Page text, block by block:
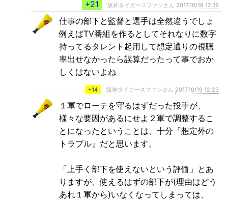
+21 阪神タイガースファンさん 2017,10/19 12:19
仕事の部下と監督と選手は全然違うでしょ
例えばTV番組を作るとしてそれなりに数字
持ってるタレント起用して想定通りの視聴
率出せなかったら誤算だったって事でおか
しくはないよね
+14 阪神タイガースファンさん 2017,10/19 12:23
１軍でローテを守るはずだった投手が、
様々な要因があるにせよ２軍で調整するこ
とになったということは、十分『想定外の
トラブル』だと思います。
「上手く部下を使えないという評価」とあ
りますが、使えるはずの部下が(理由はどう
あれ１軍から)いなくなってしまっては、